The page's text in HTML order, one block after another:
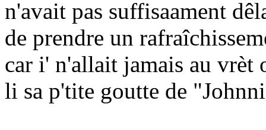
n'avait pas suffisaament
de prendre un
car i' n'allait jamais au vrèt
li sa p'tite goutte de